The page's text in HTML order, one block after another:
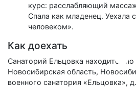
курс: расслабляющий
Спала как младенец. Уехала
человеком».
Как доехать
Санаторий Ельцовка находится по
Новосибирская область,
военного санатория «Ельцовка»,